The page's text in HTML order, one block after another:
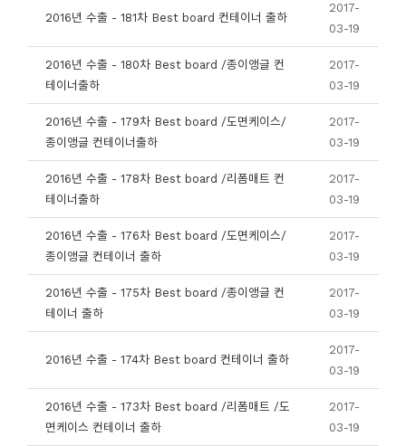
2016년 수출 - 181차 Best board 컨테이너 출하
2017-
03-19
2016년 수출 - 180차 Best board /종이앵글 컨
테이너출하
2017-
03-19
2016년 수출 - 179차 Best board /도면케이스/
종이앵글 컨테이너출하
2017-
03-19
2016년 수출 - 178차 Best board /리폼매트 컨
테이너출하
2017-
03-19
2016년 수출 - 176차 Best board /도면케이스/
종이앵글 컨테이너 출하
2017-
03-19
2016년 수출 - 175차 Best board /종이앵글 컨
테이너 출하
2017-
03-19
2016년 수출 - 174차 Best board 컨테이너 출하
2017-
03-19
2016년 수출 - 173차 Best board /리폼매트 /도
면케이스 컨테이너 출하
2017-
03-19